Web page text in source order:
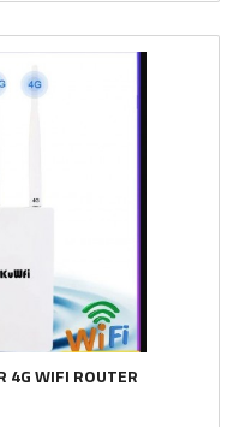
4G WIFI ROUTER